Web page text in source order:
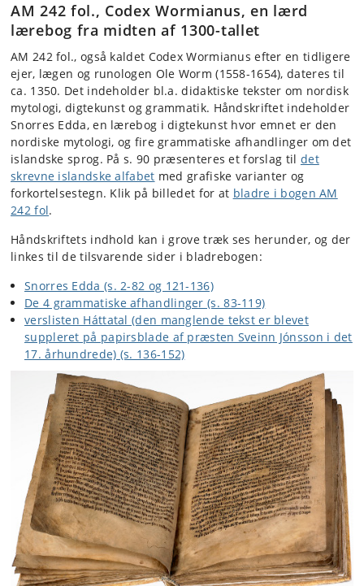
AM 242 fol., Codex Wormianus, en lærd
lærebog fra midten af 1300-tallet
AM 242 fol., også kaldet Codex Wormianus efter en tidligere
ejer, lægen og runologen Ole Worm (1558-1654), dateres til
ca. 1350. Det indeholder bl.a. didaktiske tekster om nordisk
mytologi, digtekunst og grammatik. Håndskriftet indeholder
Snorres Edda, en lærebog i digtekunst hvor emnet er den
nordiske mytologi, og fire grammatiske afhandlinger om det
islandske sprog. På s. 90 præsenteres et forslag til det
skrevne islandske alfabet med grafiske varianter og
forkortelsestegn. Klik på billedet for at bladre i bogen AM
242 fol.
Håndskriftets indhold kan i grove træk ses herunder, og der
linkes til de tilsvarende sider i bladrebogen:
Snorres Edda (s. 2-82 og 121-136)
De 4 grammatiske afhandlinger (s. 83-119)
verslisten Háttatal (den manglende tekst er blevet
suppleret på papirsblade af præsten Sveinn Jónsson i det
17. århundrede) (s. 136-152)